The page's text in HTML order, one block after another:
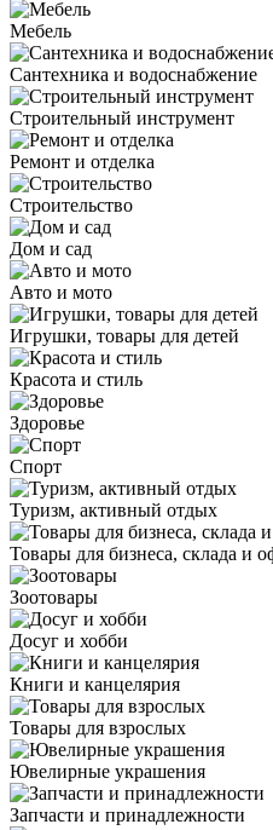
Мебель
Сантехника и водоснабжение
Строительный инструмент
Ремонт и отделка
Строительство
Дом и сад
Авто и мото
Игрушки, товары для детей
Красота и стиль
Здоровье
Спорт
Туризм, активный отдых
Товары для бизнеса, склада и
Зоотовары
Досуг и хобби
Книги и канцелярия
Товары для взрослых
Ювелирные украшения
Запчасти и принадлежности